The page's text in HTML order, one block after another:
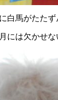
白馬がたたず
には欠かせ